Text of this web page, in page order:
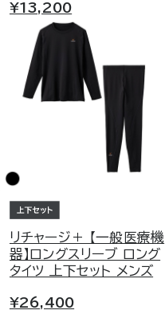
¥13,200
リチャージ＋ 【一般医療機
器】ロングスリーブ ロング
タイツ 上下セット メンズ
¥26,400